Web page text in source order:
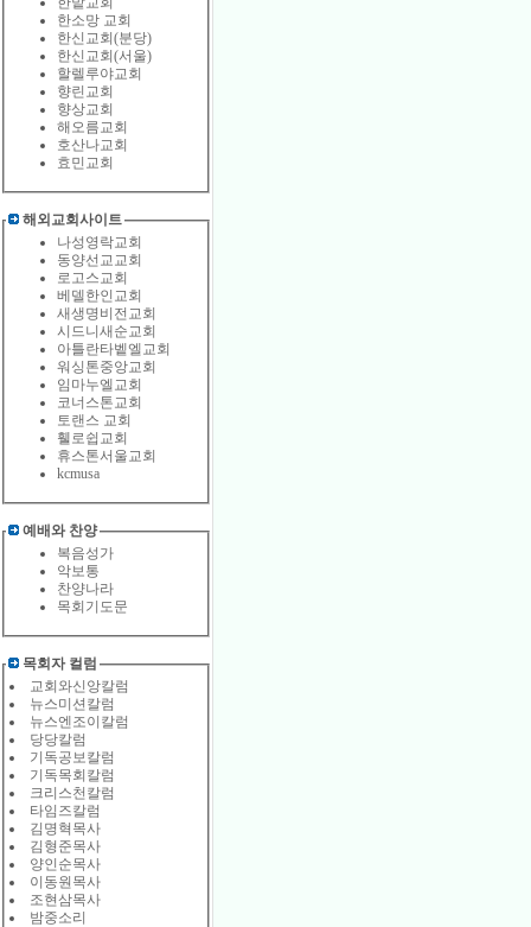
한소망 교회
한신교회(분당)
한신교회(서울)
할렐루야교회
향린교회
향상교회
해오름교회
호산나교회
효민교회
해외교회사이트
나성영락교회
동양선교교회
로고스교회
베델한인교회
새생명비전교회
시드니새순교회
아틀란타벹엘교회
워싱톤중앙교회
임마누엘교회
코너스톤교회
토랜스 교회
휄로쉽교회
휴스톤서울교회
kcmusa
예배와 찬양
복음성가
악보통
찬양나라
목회기도문
목회자 컬럼
교회와신앙칼럼
뉴스미션칼럼
뉴스엔조이칼럼
당당칼럼
기독공보칼럼
기독목회칼럼
크리스천칼럼
타임즈칼럼
김명혁목사
김형준목사
양인순목사
이동원목사
조현삼목사
밤중소리